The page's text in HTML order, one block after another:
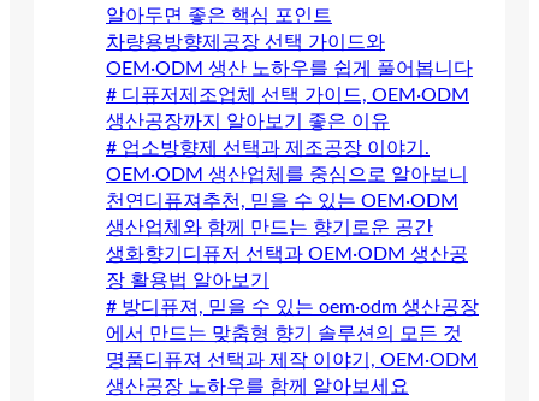
알아두면 좋은 핵심 포인트
차량용방향제공장 선택 가이드와
OEM·ODM 생산 노하우를 쉽게 풀어봅니다
# 디퓨저제조업체 선택 가이드, OEM·ODM
생산공장까지 알아보기 좋은 이유
# 업소방향제 선택과 제조공장 이야기.
OEM·ODM 생산업체를 중심으로 알아보니
천연디퓨져추천, 믿을 수 있는 OEM·ODM
생산업체와 함께 만드는 향기로운 공간
생화향기디퓨저 선택과 OEM·ODM 생산공
장 활용법 알아보기
# 방디퓨져, 믿을 수 있는 oem·odm 생산공장
에서 만드는 맞춤형 향기 솔루션의 모든 것
명품디퓨져 선택과 제작 이야기, OEM·ODM
생산공장 노하우를 함께 알아보세요